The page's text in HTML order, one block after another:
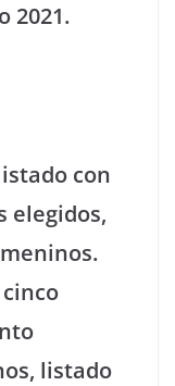
2021.
con
elegidos,
listado